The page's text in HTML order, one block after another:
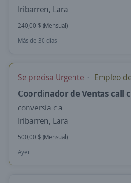
Iribarren, Lara
240,00 $ (Mensual)
Más de 30 días
Se precisa Urgente Empleo
Coordinador de Ventas call
conversia c.a.
Iribarren, Lara
500,00 $ (Mensual)
Ayer